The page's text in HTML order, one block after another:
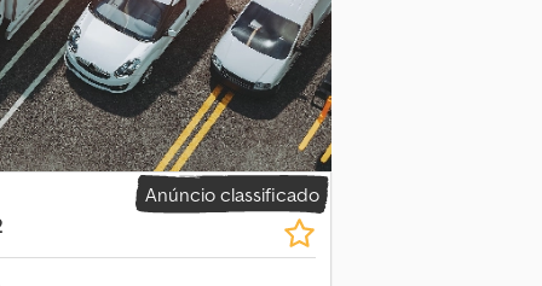
CE • Cabine de proteção Está
informações, detalhes sobre
toda a documentação de
a BIG Machinery? Na BIG
novas e usadas. Com a nossa sede
marítimo, garantimos uma entrega
competitivos, qualidade da
prazo. Com os nossos próprios serviços
Escolha a BIG Machinery como seu
em todo o mundo. Qualidade,
Asfalto Tipo de tração: Esteiras Peso em
Anúncio classificado